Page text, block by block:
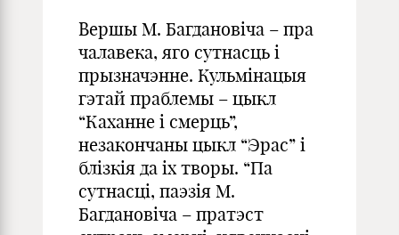
Вершы М. Багдановіча – пра
чалавека, яго сутнасць і
прызначэнне. Кульмінацыя
гэтай праблемы – цыкл
“Каханне і смерць”,
незакончаны цыкл “Эрас” і
блізкія да іх творы. “Па
сутнасці, паэзія М.
Багдановіча – пратэст